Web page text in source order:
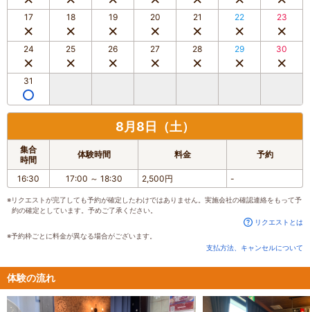
17 18 19 20 21 22 23
24 25 26 27 28 29 30
31
8月8日（土）
集合
時間
体験時間 料金 予約
16:30 17:00 ～ 18:30 2,500円 -
※リクエストが完了しても予約が確定したわけではありません。実施会社の確認連絡をもって予
約の確定としています。予めご了承ください。
リクエストとは
※予約枠ごとに料金が異なる場合がございます。
支払方法、キャンセルについて
体験の流れ